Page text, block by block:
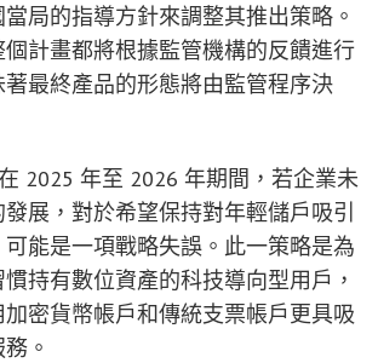
局的指導方針來調整其推出策略。
計畫都將根據監管機構的反饋進行
最終產品的形態將由監管程序決
2025 年至 2026 年期間，若企業未
展，對於希望保持對年輕儲戶吸引
能是一項戰略失誤。此一策略是為
持有數位資產的科技導向型用戶，
密貨幣帳戶和傳統支票帳戶更具吸
。